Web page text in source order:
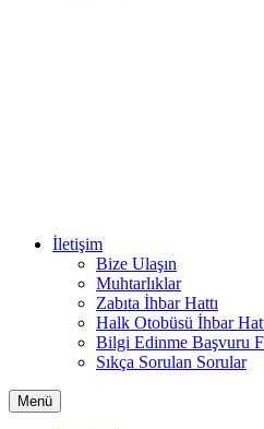
İletişim
Bize Ulaşın
Muhtarlıklar
Zabıta İhbar Hattı
Halk Otobüsü İhbar
Bilgi Edinme Başvuru
Sıkça Sorulan Sorular
Menü